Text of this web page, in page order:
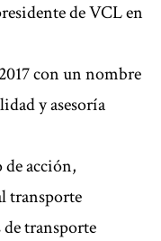
de VCL en
con un nombre
y asesoría
acción,
transporte
transporte